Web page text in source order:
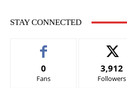
STAY CONNECTED
0
Fans
3,912
Followers